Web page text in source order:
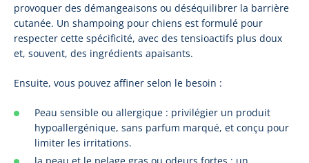
provoquer des démangeaisons ou déséquilibrer la barrière
cutanée. Un shampoing pour chiens est formulé pour
respecter cette spécificité, avec des tensioactifs plus doux
et, souvent, des ingrédients apaisants.
Ensuite, vous pouvez affiner selon le besoin :
Peau sensible ou allergique : privilégier un produit
hypoallergénique, sans parfum marqué, et conçu pour
limiter les irritations.